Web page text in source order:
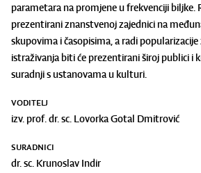
parametara na promjene u frekvenciji biljke.
prezentirani znanstvenoj zajednici na
skupovima i časopisima, a radi
istraživanja biti će prezentirani široj publici i
suradnji s ustanovama u kulturi.
VODITELJ
izv. prof. dr. sc. Lovorka Gotal Dmitrović
SURADNICI
dr. sc. Krunoslav Indir